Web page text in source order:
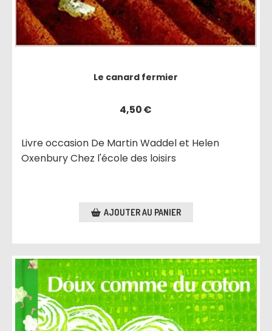
Le canard fermier
4,50€
Livre occasion De Martin Waddel et Helen
Oxenbury Chez l'école des loisirs
AJOUTER AU PANIER